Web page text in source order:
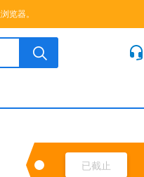
览器。
已截止